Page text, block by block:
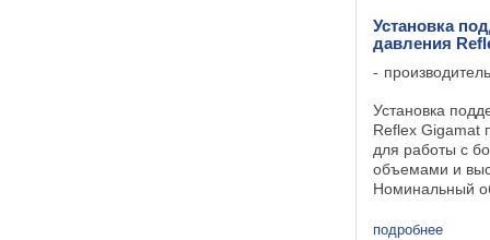
Установка
давления
Установка
Reflex Gigamat
для работы с
объемами и
Номинальный
заказу
подробнее